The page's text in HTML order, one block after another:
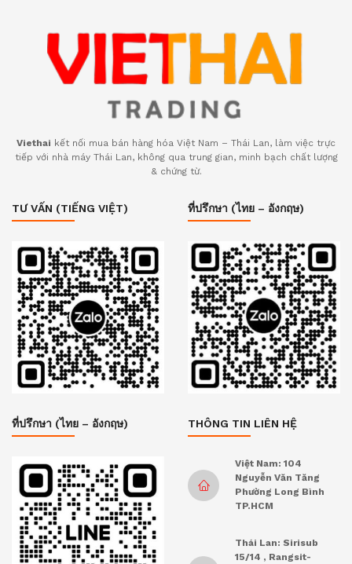
Viethai kết nối mua bán hàng hóa Việt Nam – Thái Lan, làm việc trực
tiếp với nhà máy Thái Lan, không qua trung gian, minh bạch chất lượng
& chứng từ.
TƯ VẤN (TIẾNG VIỆT) ที่ปรึกษา (ไทย – อังกฤษ)
ที่ปรึกษา (ไทย – อังกฤษ) THÔNG TIN LIÊN HỆ
Việt Nam: 104
Nguyễn Văn Tăng
Phường Long Bình
TP.HCM
Thái Lan: Sirisub
15/14 , Rangsit-